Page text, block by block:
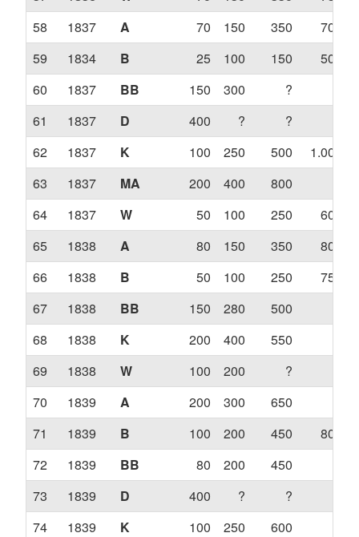
58
1837 A 70 150 350
700
59
1834 B 25 100 150
500
60
1837 BB 150 300 ?
61
1837 D 400 ? ?
62
1837 K 100 250 500
1.000
63
1837 MA 200 400 800
64
1837 W 50 100 250
600
65
1838 A 80 150 350
800
66
1838 B 50 100 250
750
67
1838 BB 150 280 500
68
1838 K 200 400 550
69
1838 W 100 200 ?
70
1839 A 200 300 650
71
1839 B 100 200 450
800
72
1839 BB 80 200 450
73
1839 D 400 ? ?
74
1839 K 100 250 600